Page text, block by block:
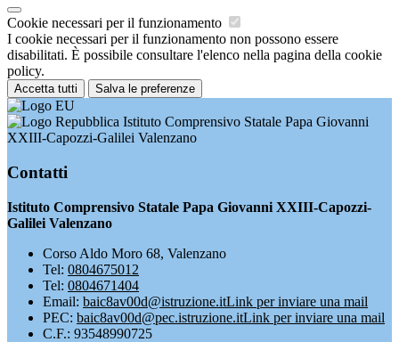
Cookie necessari per il funzionamento
I cookie necessari per il funzionamento non possono essere
disabilitati. È possibile consultare l'elenco nella pagina della cookie
policy.
Accetta tutti Salva le preferenze
Istituto Comprensivo Statale Papa Giovanni
XXIII-Capozzi-Galilei Valenzano
Contatti
Istituto Comprensivo Statale Papa Giovanni XXIII-Capozzi-
Galilei Valenzano
Corso Aldo Moro 68, Valenzano
Tel: 0804675012
Tel: 0804671404
Email: baic8av00d@istruzione.itLink per inviare una mail
PEC: baic8av00d@pec.istruzione.itLink per inviare una mail
C.F.: 93548990725